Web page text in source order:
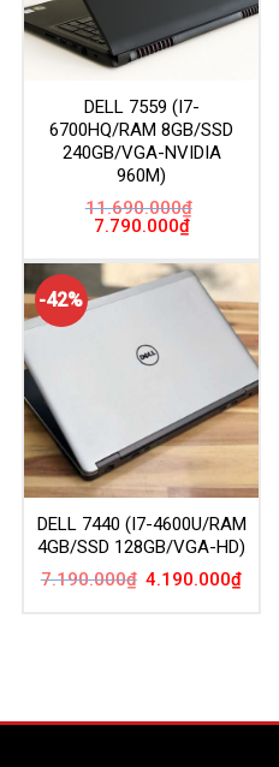
DELL 7559 (I7-
6700HQ/RAM 8GB/SSD
240GB/VGA-NVIDIA
960M)
11.690.000₫
Giá
11.690.000₫.
7.790.000₫Giá
hiện
là:
7.790.000₫.
-42%
DELL 7440 (I7-4600U/RAM
4GB/SSD 128GB/VGA-HD)
7.190.000₫ Giá
4.190.000₫Giá